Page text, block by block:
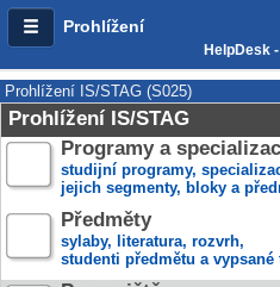
Prohlížení
HelpDesk
Prohlížení IS/STAG (S025)
Prohlížení IS/STAG
Programy a
studijní programy,
jejich segmenty, bloky a
Předměty
sylaby, literatura, rozvrh,
studenti předmětu a vypsané